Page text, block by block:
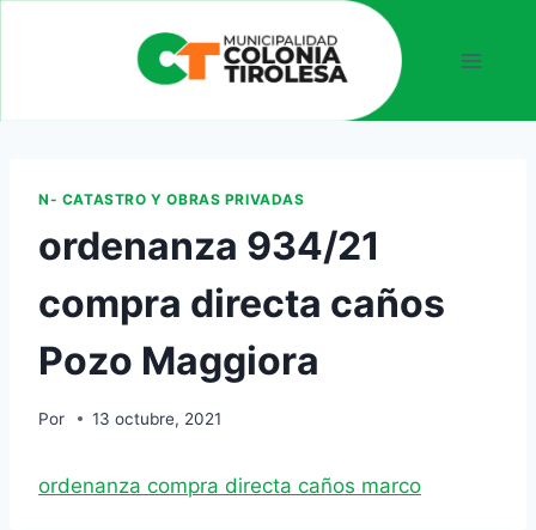
N- CATASTRO Y OBRAS PRIVADAS
ordenanza 934/21
compra directa caños
Pozo Maggiora
Por 13 octubre, 2021
ordenanza compra directa caños marco